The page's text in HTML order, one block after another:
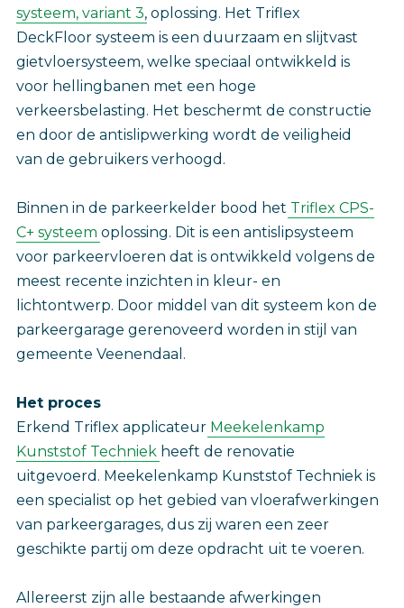
systeem, variant 3, oplossing. Het Triflex
DeckFloor systeem is een duurzaam en slijtvast
gietvloersysteem, welke speciaal ontwikkeld is
voor hellingbanen met een hoge
verkeersbelasting. Het beschermt de constructie
en door de antislipwerking wordt de veiligheid
van de gebruikers verhoogd.
Binnen in de parkeerkelder bood het Triflex CPS-
C+ systeem oplossing. Dit is een antislipsysteem
voor parkeervloeren dat is ontwikkeld volgens de
meest recente inzichten in kleur- en
lichtontwerp. Door middel van dit systeem kon de
parkeergarage gerenoveerd worden in stijl van
gemeente Veenendaal.
Het proces
Erkend Triflex applicateur Meekelenkamp
Kunststof Techniek heeft de renovatie
uitgevoerd. Meekelenkamp Kunststof Techniek is
een specialist op het gebied van vloerafwerkingen
van parkeergarages, dus zij waren een zeer
geschikte partij om deze opdracht uit te voeren.
Allereerst zijn alle bestaande afwerkingen